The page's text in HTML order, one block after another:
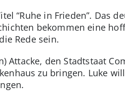
“Ruhe in Frieden”. Das
bekommen eine
Rede sein.
Attacke, den Stadtstaat
zu bringen. Luke